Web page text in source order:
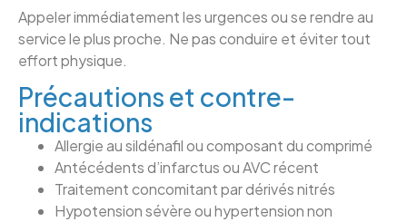
Appeler immédiatement les urgences ou se rendre au
service le plus proche. Ne pas conduire et éviter tout
effort physique.
Précautions et contre-
indications
Allergie au sildénafil ou composant du comprimé
Antécédents d’infarctus ou AVC récent
Traitement concomitant par dérivés nitrés
Hypotension sévère ou hypertension non